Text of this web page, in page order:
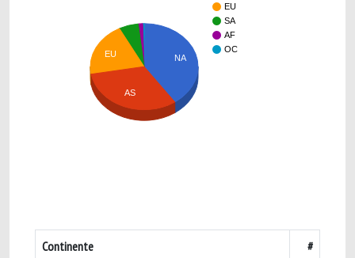
EU
SA
AF
OC
NA
EU
AS
Continente #